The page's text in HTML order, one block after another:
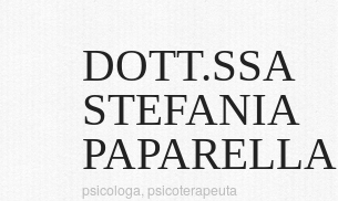
DOTT.SSA
STEFANIA
PAPARELLA
psicologa, psicoterapeuta